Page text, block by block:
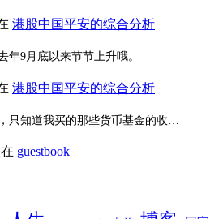
港股中国平安的综合分析
年9月底以来节节上升哦。
港股中国平安的综合分析
只知道我买的那些货币基金的收…
guestbook